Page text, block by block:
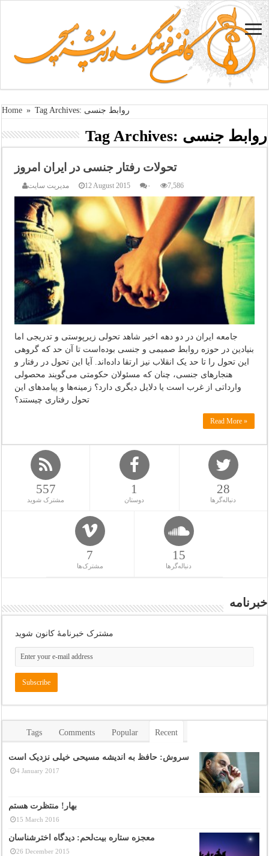
Home » Tag Archives: روابط جنسی
Tag Archives: روابط جنسی
تحولات رفتار جنسی در ایران امروز
مدیریت سایت 12 August 2015 ۰ 7,586
جامعه ایران در دو دهه اخیر شاهد تحولی زیرپوستی و تدریجی اما
بنیادین در حوزه روابط صمیمی و جنسی بوده‌است تا آن حد که گروهی
این تحول را تا حد یک انقلاب نیز ارتقا داده‌اند. آیا این تحول در رفتار و
هنجارهای جنسی، چنان که مسئولان حکومتی می‌گویند محصولی
وارداتی از غرب است یا دلایل دیگری دارد؟ زمینه‌ها و پیامدهای این
تحول رفتاری چیستند؟
Read More »
557
مشترک شوید
1
دوستان
28
دنباله‌گرها
7
مشترک‌ها
15
دنباله‌گرها
خبرنامه
مشترک خبرنامهٔ کانون شوید
Recent
Popular
Comments
Tags
سروش: حافظ به اندیشه مسیحی خیلی نزدیک است
4 January 2017
بهار! منتظرت هستم
15 March 2016
معجزه ستاره بیت‌لحم: دیدگاه اخترشناسان
26 December 2015